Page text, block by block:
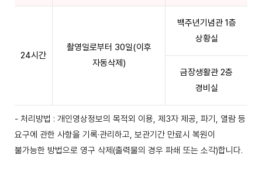
24시간
촬영일로부터 30일(이후
자동삭제)
백주년기념관 1층
상황실
금장생활관 2층
경비실
- 처리방법 : 개인영상정보의 목적외 이용, 제3자 제공, 파기, 열람 등
요구에 관한 사항을 기록·관리하고, 보관기간 만료시 복원이
불가능한 방법으로 영구 삭제(출력물의 경우 파쇄 또는 소각)합니다.